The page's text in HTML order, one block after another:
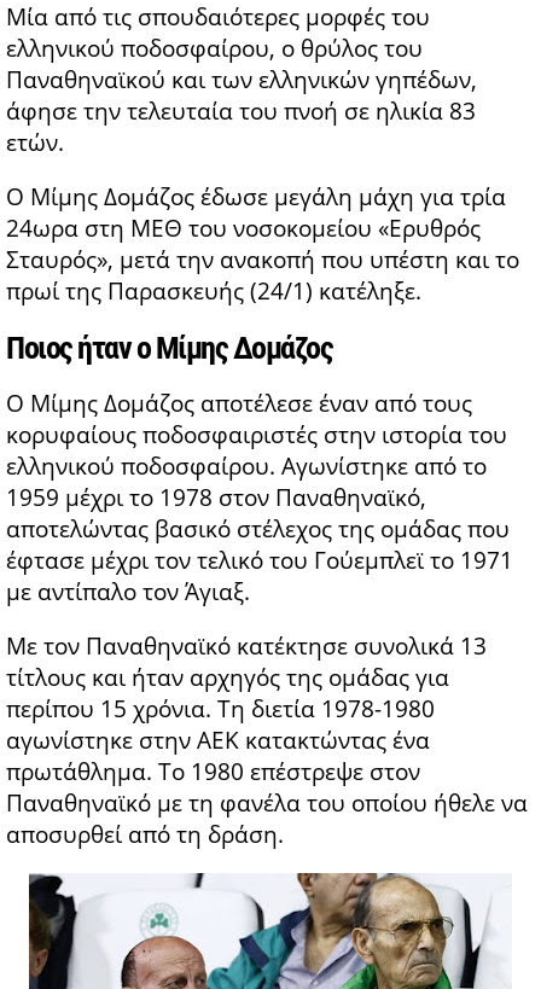
Μία από τις σπουδαιότερες μορφές του
ελληνικού ποδοσφαίρου, ο θρύλος του
Παναθηναϊκού και των ελληνικών γηπέδων,
άφησε την τελευταία του πνοή σε ηλικία 83
ετών.
Ο Μίμης Δομάζος έδωσε μεγάλη μάχη για τρία
24ωρα στη ΜΕΘ του νοσοκομείου «Ερυθρός
Σταυρός», μετά την ανακοπή που υπέστη και το
πρωί της Παρασκευής (24/1) κατέληξε.
Ποιος ήταν ο Μίμης Δομάζος
Ο Μίμης Δομάζος αποτέλεσε έναν από τους
κορυφαίους ποδοσφαιριστές στην ιστορία του
ελληνικού ποδοσφαίρου. Αγωνίστηκε από το
1959 μέχρι το 1978 στον Παναθηναϊκό,
αποτελώντας βασικό στέλεχος της ομάδας που
έφτασε μέχρι τον τελικό του Γούεμπλεϊ το 1971
με αντίπαλο τον Άγιαξ.
Με τον Παναθηναϊκό κατέκτησε συνολικά 13
τίτλους και ήταν αρχηγός της ομάδας για
περίπου 15 χρόνια. Τη διετία 1978-1980
αγωνίστηκε στην ΑΕΚ κατακτώντας ένα
πρωτάθλημα. Το 1980 επέστρεψε στον
Παναθηναϊκό με τη φανέλα του οποίου ήθελε να
αποσυρθεί από τη δράση.